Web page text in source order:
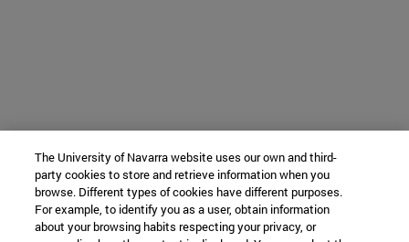
The University of Navarra website uses our own and third-
party cookies to store and retrieve information when you
browse. Different types of cookies have different purposes.
For example, to identify you as a user, obtain information
about your browsing habits respecting your privacy, or